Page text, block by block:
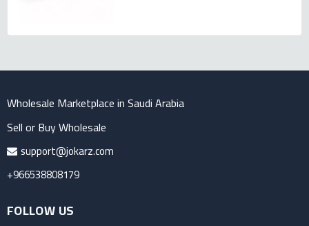
Wholesale Marketplace in Saudi Arabia
Sell or Buy Wholesale
support@jokarz.com
+966538808179
FOLLOW US